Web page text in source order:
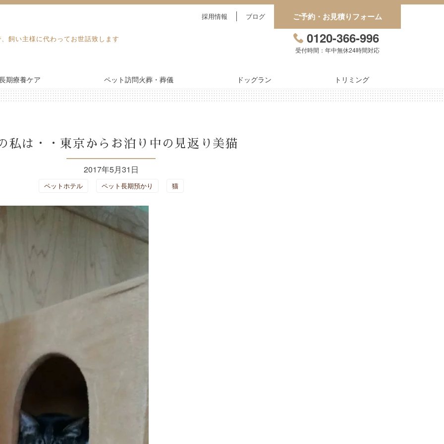
飼い主様に代わってお世話致します
採用情報 ブログ ご予約・お見積りフォーム
0120-366-996
受付時間：年中無休24時間対応
期療養ケア ペット訪問火葬・葬儀 ドッグラン トリミング
長期療養ケア
ドッグラン
施設紹介
ブログ
私は・・東京からお泊り中の見返り美猫
2017年5月31日
ペットホテル ペット長期預かり 猫